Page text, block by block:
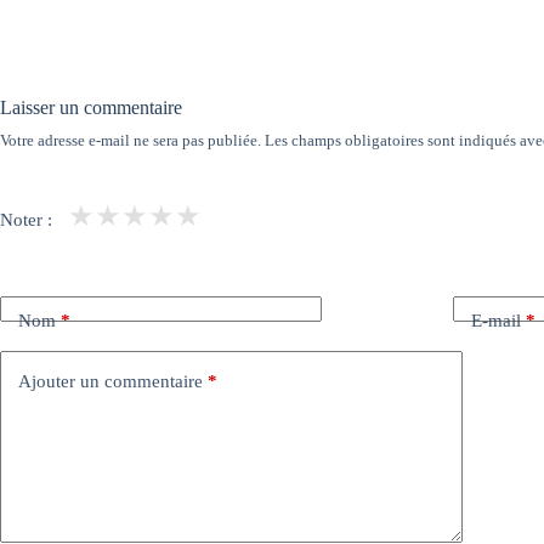
Laisser un commentaire
Votre adresse e-mail ne sera pas publiée. Les champs obligatoires sont indiqués
Noter : ★
★
★
★
★
Nom* E-mail*
Ajouter un commentaire *